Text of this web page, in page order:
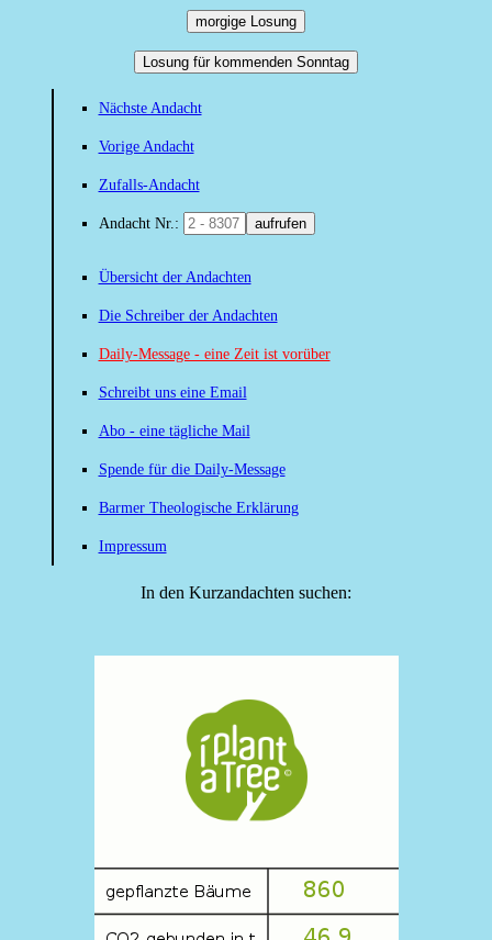
morgige Losung
Losung für kommenden Sonntag
Nächste Andacht
Vorige Andacht
Zufalls-Andacht
Andacht Nr.: aufrufen
Übersicht der Andachten
Die Schreiber der Andachten
Daily-Message - eine Zeit ist vorüber
Schreibt uns eine Email
Abo - eine tägliche Mail
Spende für die Daily-Message
Barmer Theologische Erklärung
Impressum
In den Kurzandachten suchen: